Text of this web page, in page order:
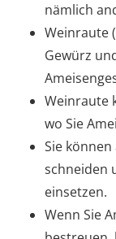
nämlich
Weinraute
Gewürz
Weinraute
wo Sie
Sie
schneiden
einsetzen.
Wenn Sie